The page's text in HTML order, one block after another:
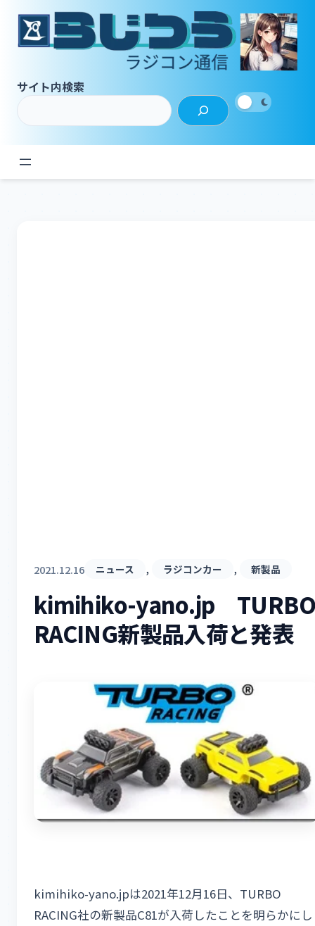
サイト内検索
2021.12.16 ニュース , ラジコンカー , 新製品
kimihiko-yano.jp TURBO
RACING新製品入荷と発表
kimihiko-yano.jpは2021年12月16日、TURBO
RACING社の新製品C81が入荷したことを明らかにし